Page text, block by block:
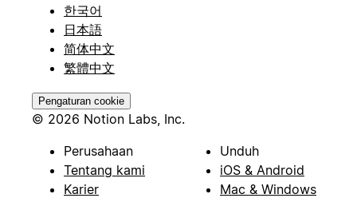
한국어
日本語
简体中文
繁體中文
Pengaturan cookie
© 2026 Notion Labs, Inc.
Perusahaan
Tentang kami
Karier
Unduh
iOS & Android
Mac & Windows